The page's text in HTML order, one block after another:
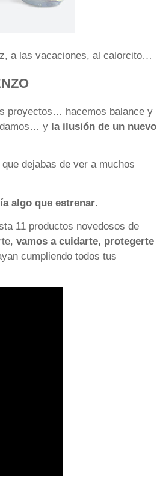
a las vacaciones, al calorcito…
proyectos… hacemos balance y
y la ilusión de un nuevo
dejabas de ver a muchos
algo que estrenar.
11 productos novedosos de
vamos a cuidarte, protegerte
cumpliendo todos tus